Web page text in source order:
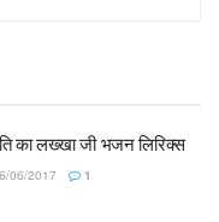
का लख्खा जी भजन लिरिक्स
06/2017 1